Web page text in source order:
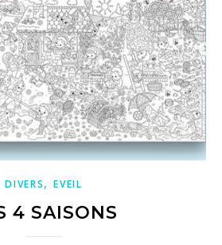
DIVERS,EVEIL
4 SAISONS